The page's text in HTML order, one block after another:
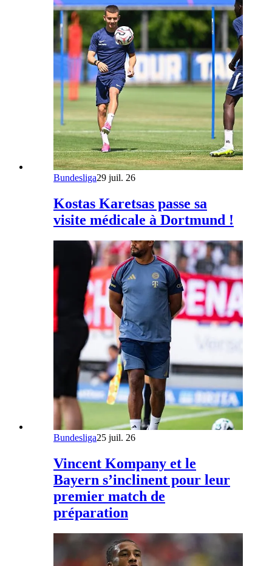
Bundesliga29 juil. 26
Kostas Karetsas passe sa
visite médicale à Dortmund !
Bundesliga25 juil. 26
Vincent Kompany et le
Bayern s’inclinent pour leur
premier match de
préparation